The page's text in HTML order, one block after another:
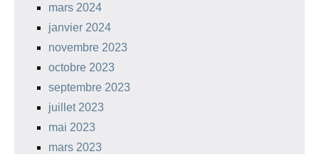
mars 2024
janvier 2024
novembre 2023
octobre 2023
septembre 2023
juillet 2023
mai 2023
mars 2023